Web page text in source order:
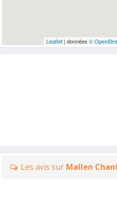
Leaflet| données ©
Les avis sur Mallen